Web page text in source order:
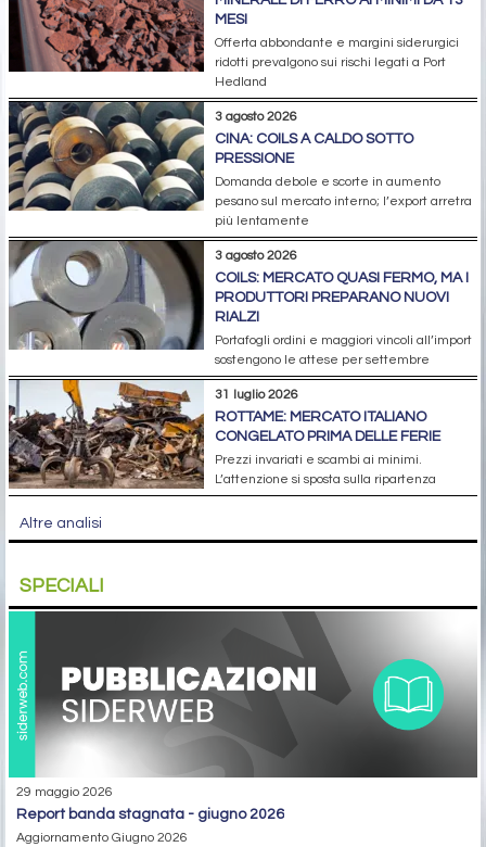
MESI
Offerta abbondante e margini siderurgici
ridotti prevalgono sui rischi legati a Port
Hedland
3 agosto 2026
CINA: COILS A CALDO SOTTO
PRESSIONE
Domanda debole e scorte in aumento
pesano sul mercato interno; l’export arretra
più lentamente
3 agosto 2026
COILS: MERCATO QUASI FERMO, MA I
PRODUTTORI PREPARANO NUOVI
RIALZI
Portafogli ordini e maggiori vincoli all’import
sostengono le attese per settembre
31 luglio 2026
ROTTAME: MERCATO ITALIANO
CONGELATO PRIMA DELLE FERIE
Prezzi invariati e scambi ai minimi.
L’attenzione si sposta sulla ripartenza
Altre analisi
SPECIALI
29 maggio 2026
report banda stagnata - giugno 2026
Aggiornamento Giugno 2026